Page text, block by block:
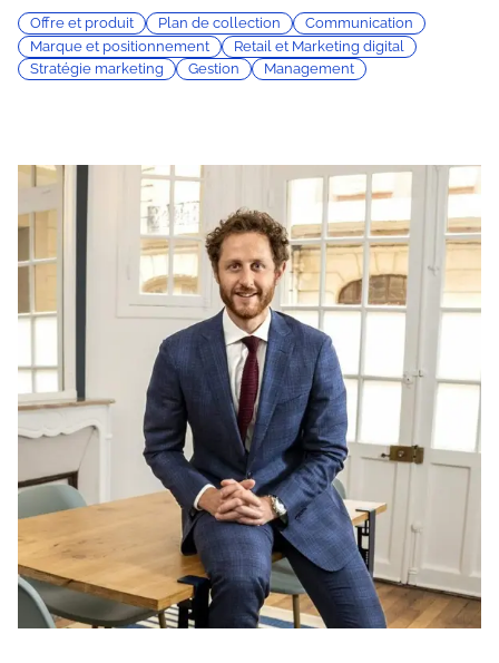
Offre et produit Plan de collection
Communication
Marque et positionnement
Retail et Marketing digital
Stratégie marketing
Gestion Management